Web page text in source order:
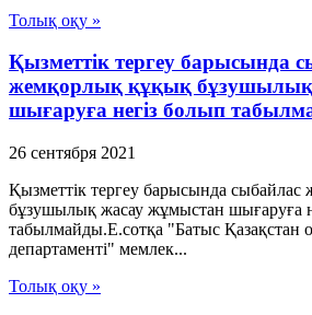
Толық оқу »
Қызметтік тергеу барысында
жемқорлық құқық
шығаруға негіз болып
26 сентября 2021
Қызметтік тергеу барысында
бұзушылық жасау жұмыстан шығаруға
табылмайды.Е.сотқа "Батыс Қазақстан
департаменті" мемлек...
Толық оқу »